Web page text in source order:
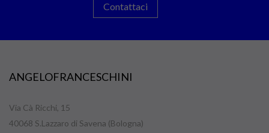
Contattaci
ANGELOFRANCESCHINI
Via Cà Ricchi, 15
40068 S.Lazzaro di Savena (Bologna)